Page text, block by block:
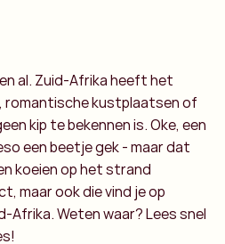
al. Zuid-Afrika heeft het
romantische kustplaatsen of
kip te bekennen is. Oke, een
een beetje gek - maar dat
koeien op het strand
maar ook die vind je op
Afrika. Weten waar? Lees snel